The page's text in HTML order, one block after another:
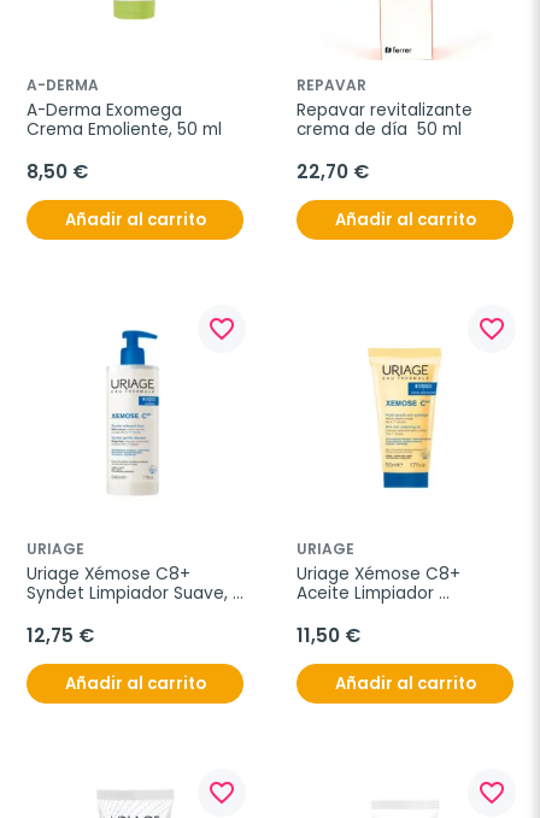
A-DERMA
A-Derma Exomega
Crema Emoliente, 50 ml
8,50 €
Añadir al carrito
REPAVAR
Repavar revitalizante
crema de día  50 ml
22,70 €
Añadir al carrito
favorite_border
URIAGE
Uriage Xémose C8+
Syndet Limpiador Suave,
12,75 €
Añadir al carrito
favorite_border
URIAGE
Uriage Xémose C8+
Aceite Limpiador
11,50 €
Añadir al carrito
favorite_border favorite_border